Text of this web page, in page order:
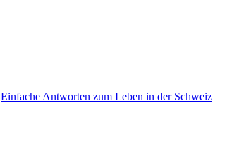
Einfache Antworten zum Leben in der Schweiz